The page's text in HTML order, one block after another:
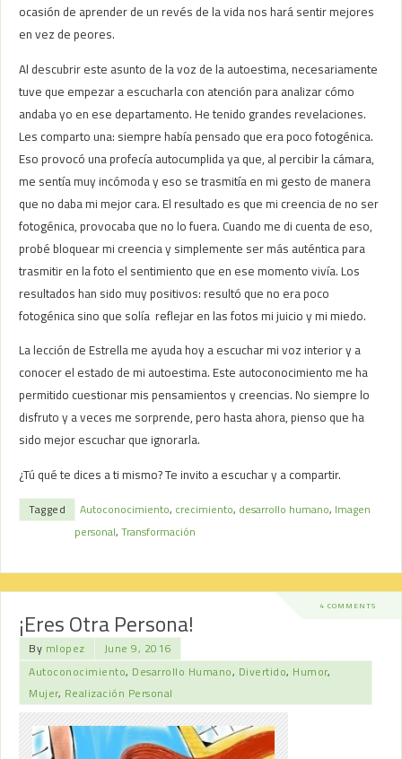
ocasión de aprender de un revés de la vida nos hará sentir mejores
en vez de peores.
Al descubrir este asunto de la voz de la autoestima, necesariamente
tuve que empezar a escucharla con atención para analizar cómo
andaba yo en ese departamento. He tenido grandes revelaciones.
Les comparto una: siempre había pensado que era poco fotogénica.
Eso provocó una profecía autocumplida ya que, al percibir la cámara,
me sentía muy incómoda y eso se trasmitía en mi gesto de manera
que no daba mi mejor cara. El resultado es que mi creencia de no ser
fotogénica, provocaba que no lo fuera. Cuando me di cuenta de eso,
probé bloquear mi creencia y simplemente ser más auténtica para
trasmitir en la foto el sentimiento que en ese momento vivía. Los
resultados han sido muy positivos: resultó que no era poco
fotogénica sino que solía reflejar en las fotos mi juicio y mi miedo.
La lección de Estrella me ayuda hoy a escuchar mi voz interior y a
conocer el estado de mi autoestima. Este autoconocimiento me ha
permitido cuestionar mis pensamientos y creencias. No siempre lo
disfruto y a veces me sorprende, pero hasta ahora, pienso que ha
sido mejor escuchar que ignorarla.
¿Tú qué te dices a ti mismo? Te invito a escuchar y a compartir.
Tagged Autoconocimiento, crecimiento, desarrollo humano, Imagen
personal,Transformación
4 COMMENTS
¡Eres Otra Persona!
By mlopez
June 9, 2016
Autoconocimiento, Desarrollo Humano, Divertido, Humor,
Mujer, Realización Personal